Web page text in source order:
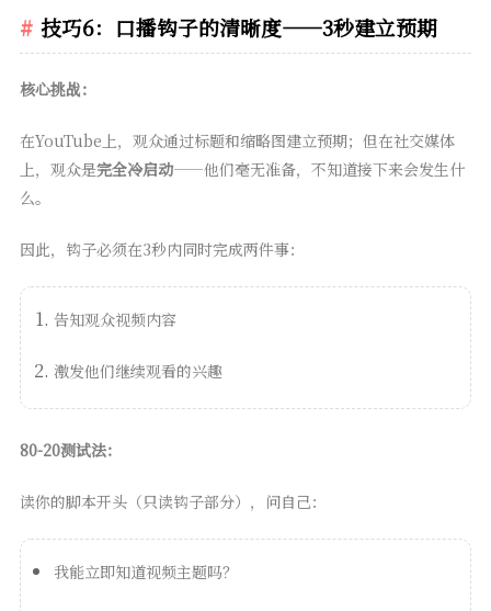
技巧6：口播钩子的清晰度——3秒建立预期
核心挑战：
在YouTube上，观众通过标题和缩略图建立预期；但在社交媒体
上，观众是完全冷启动——他们毫无准备，不知道接下来会发生什
么。
因此，钩子必须在3秒内同时完成两件事：
告知观众视频内容
激发他们继续观看的兴趣
80-20测试法：
读你的脚本开头（只读钩子部分），问自己：
我能立即知道视频主题吗？